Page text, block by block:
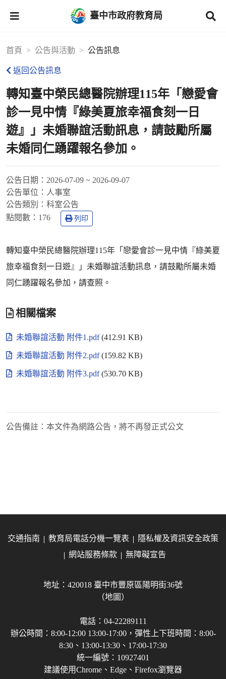
臺中市政府教育局
首頁 公告與活動 公告訊息
返回公告訊息
轉知臺中榮民總醫院辦理115年「戀愛會
診一見中情『綠美夏旅幸福食刻一日
遊』」未婚聯誼活動訊息，請鼓勵所屬
未婚同仁踴躍報名參加。
公告日期： 2026-07-09 ~ 2026-09-07
公告單位： 人事室
公告類別： 科室公告
點閱數： 176 列印
轉知臺中榮民總醫院辦理115年「戀愛會診一見中情『綠美夏
旅幸福食刻一日遊』」未婚聯誼活動訊息，請鼓勵所屬未婚
同仁踴躍報名參加，請查照。
相關檔案
未婚聯誼活動 附件1.pdf(412.91 KB)
未婚聯誼活動 附件2.pdf(159.82 KB)
未婚聯誼活動 附件3.pdf(530.70 KB)
公告備註： 本文件為網路公告，將不再發正式公文
交通指南 教育局電話分機一覽表
隱私權及資訊安全政策
網站服務條款
無障礙宣告
地址：420018 臺中市豐原區陽明街36號
（地圖）
電話：04-22289111
辦公時間：8:00-12:00 13:00-17:00，彈性上下班時間：8:00-
8:30、13:00-13:30、17:00-17:30
統一編號：10927401
建議使用Chrome、Edge、Firefox瀏覽器